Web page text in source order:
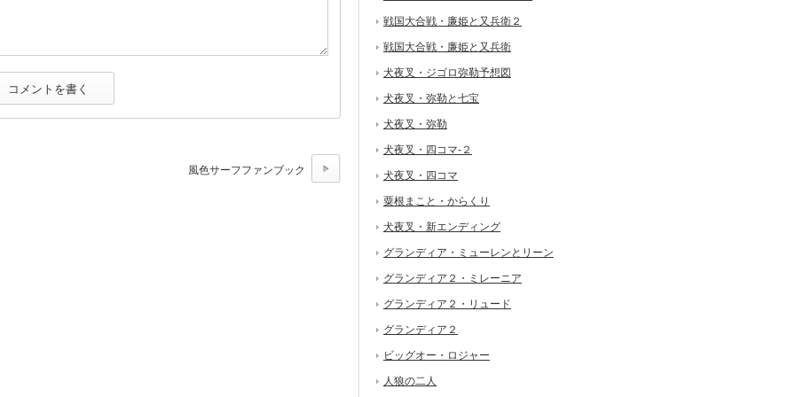
風色サーフファンブック
戦国大合戦・廉姫と又兵衛２
戦国大合戦・廉姫と又兵衛
犬夜叉・ジゴロ弥勒予想図
犬夜叉・弥勒と七宝
犬夜叉・弥勒
犬夜叉・四コマ-２
犬夜叉・四コマ
粟根まこと・からくり
犬夜叉・新エンディング
グランディア・ミューレンとリーン
グランディア２・ミレーニア
グランディア２・リュード
グランディア２
ビッグオー・ロジャー
人狼の二人